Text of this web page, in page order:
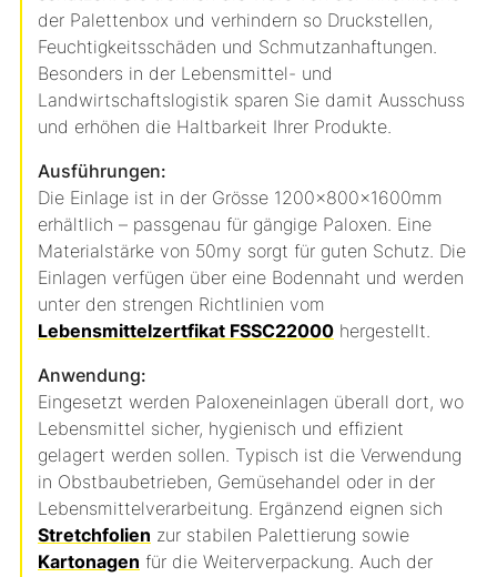
der Palettenbox und verhindern so Druckstellen,
Feuchtigkeitsschäden und Schmutzanhaftungen.
Besonders in der Lebensmittel- und
Landwirtschaftslogistik sparen Sie damit Ausschuss
und erhöhen die Haltbarkeit Ihrer Produkte.
Ausführungen:
Die Einlage ist in der Grösse 1200x800x1600mm
erhältlich – passgenau für gängige Paloxen. Eine
Materialstärke von 50my sorgt für guten Schutz. Die
Einlagen verfügen über eine Bodennaht und werden
unter den strengen Richtlinien vom
Lebensmittelzertfikat FSSC22000 hergestellt.
Anwendung:
Eingesetzt werden Paloxeneinlagen überall dort, wo
Lebensmittel sicher, hygienisch und effizient
gelagert werden sollen. Typisch ist die Verwendung
in Obstbaubetrieben, Gemüsehandel oder in der
Lebensmittelverarbeitung. Ergänzend eignen sich
Stretchfolien zur stabilen Palettierung sowie
Kartonagen für die Weiterverpackung. Auch der